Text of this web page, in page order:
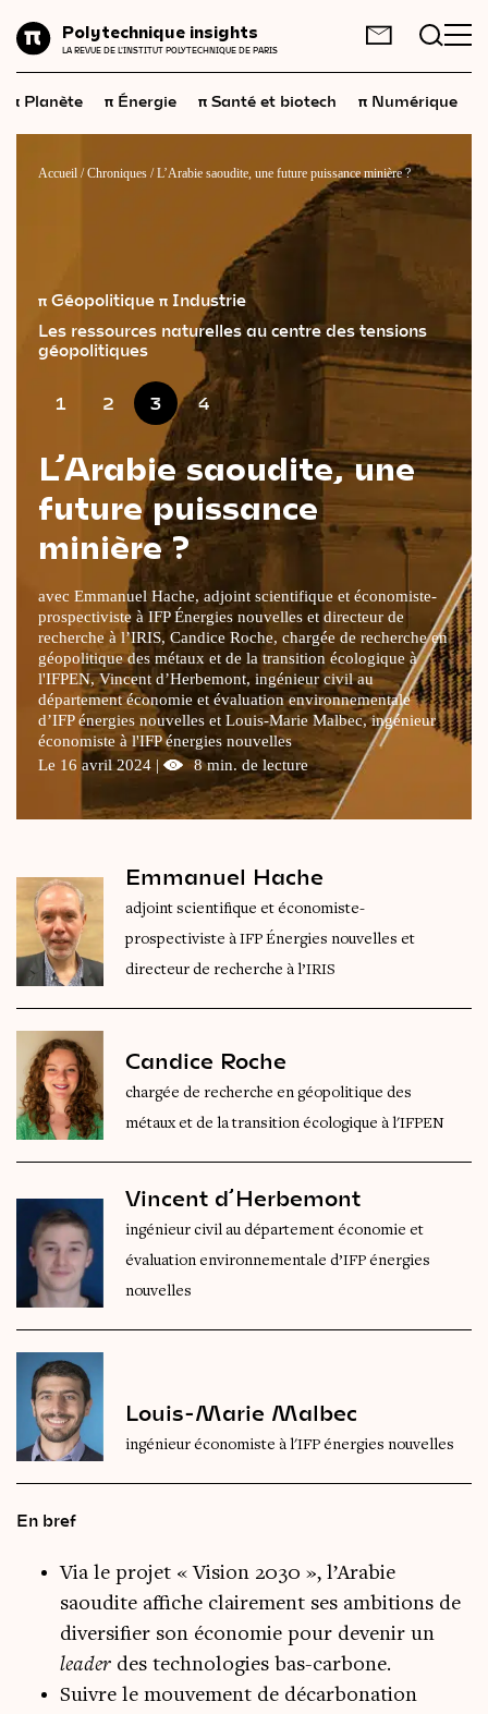
Polytechnique insights
LA REVUE DE L'INSTITUT POLYTECHNIQUE DE PARIS
Énergie
Santé
et biotech
Industrie
Science et technologies
Géopolitique
Neurosciences
Le magazine 3,14
& Podcast
FR EN
π Planète π Énergie π Santé et biotech π Numérique
Accueil /Chroniques /L’Arabie saoudite, une future puissance minière ?
π Géopolitique π Industrie
Les ressources naturelles au centre des tensions
géopolitiques
1 2 3 4
L’Arabie saoudite, une
future puissance
minière ?
avec Emmanuel Hache, adjoint scientifique et économiste-
prospectiviste à IFP Énergies nouvelles et directeur de
recherche à l’IRIS, Candice Roche, chargée de recherche en
géopolitique des métaux et de la transition écologique à
l'IFPEN, Vincent d’Herbemont, ingénieur civil au
département économie et évaluation environnementale
d’IFP énergies nouvelles et Louis-Marie Malbec, ingénieur
économiste à l'IFP énergies nouvelles
Le 16 avril 2024 |
8 min. de lecture
Emmanuel Hache
adjoint scientifique et économiste-
prospectiviste à IFP Énergies nouvelles et
directeur de recherche à l’IRIS
Candice Roche
chargée de recherche en géopolitique des
métaux et de la transition écologique à l'IFPEN
Vincent d’Herbemont
ingénieur civil au département économie et
évaluation environnementale d’IFP énergies
nouvelles
Louis-Marie Malbec
ingénieur économiste à l'IFP énergies nouvelles
En bref
Via le projet « Vision 2030 », l’Arabie
saoudite affiche clairement ses ambitions de
diversifier son économie pour devenir un
leader des technologies bas-carbone.
Suivre le mouvement de décarbonation